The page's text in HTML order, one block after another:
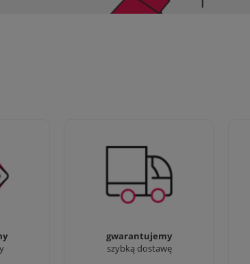
gwarantujemy
szybką dostawę
90% dostaw następnego dnia,
bez dopłat!